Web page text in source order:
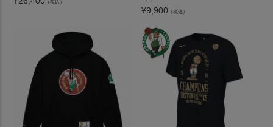
（税込）
¥9,900 （税込）